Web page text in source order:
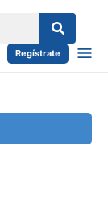
Regístrate